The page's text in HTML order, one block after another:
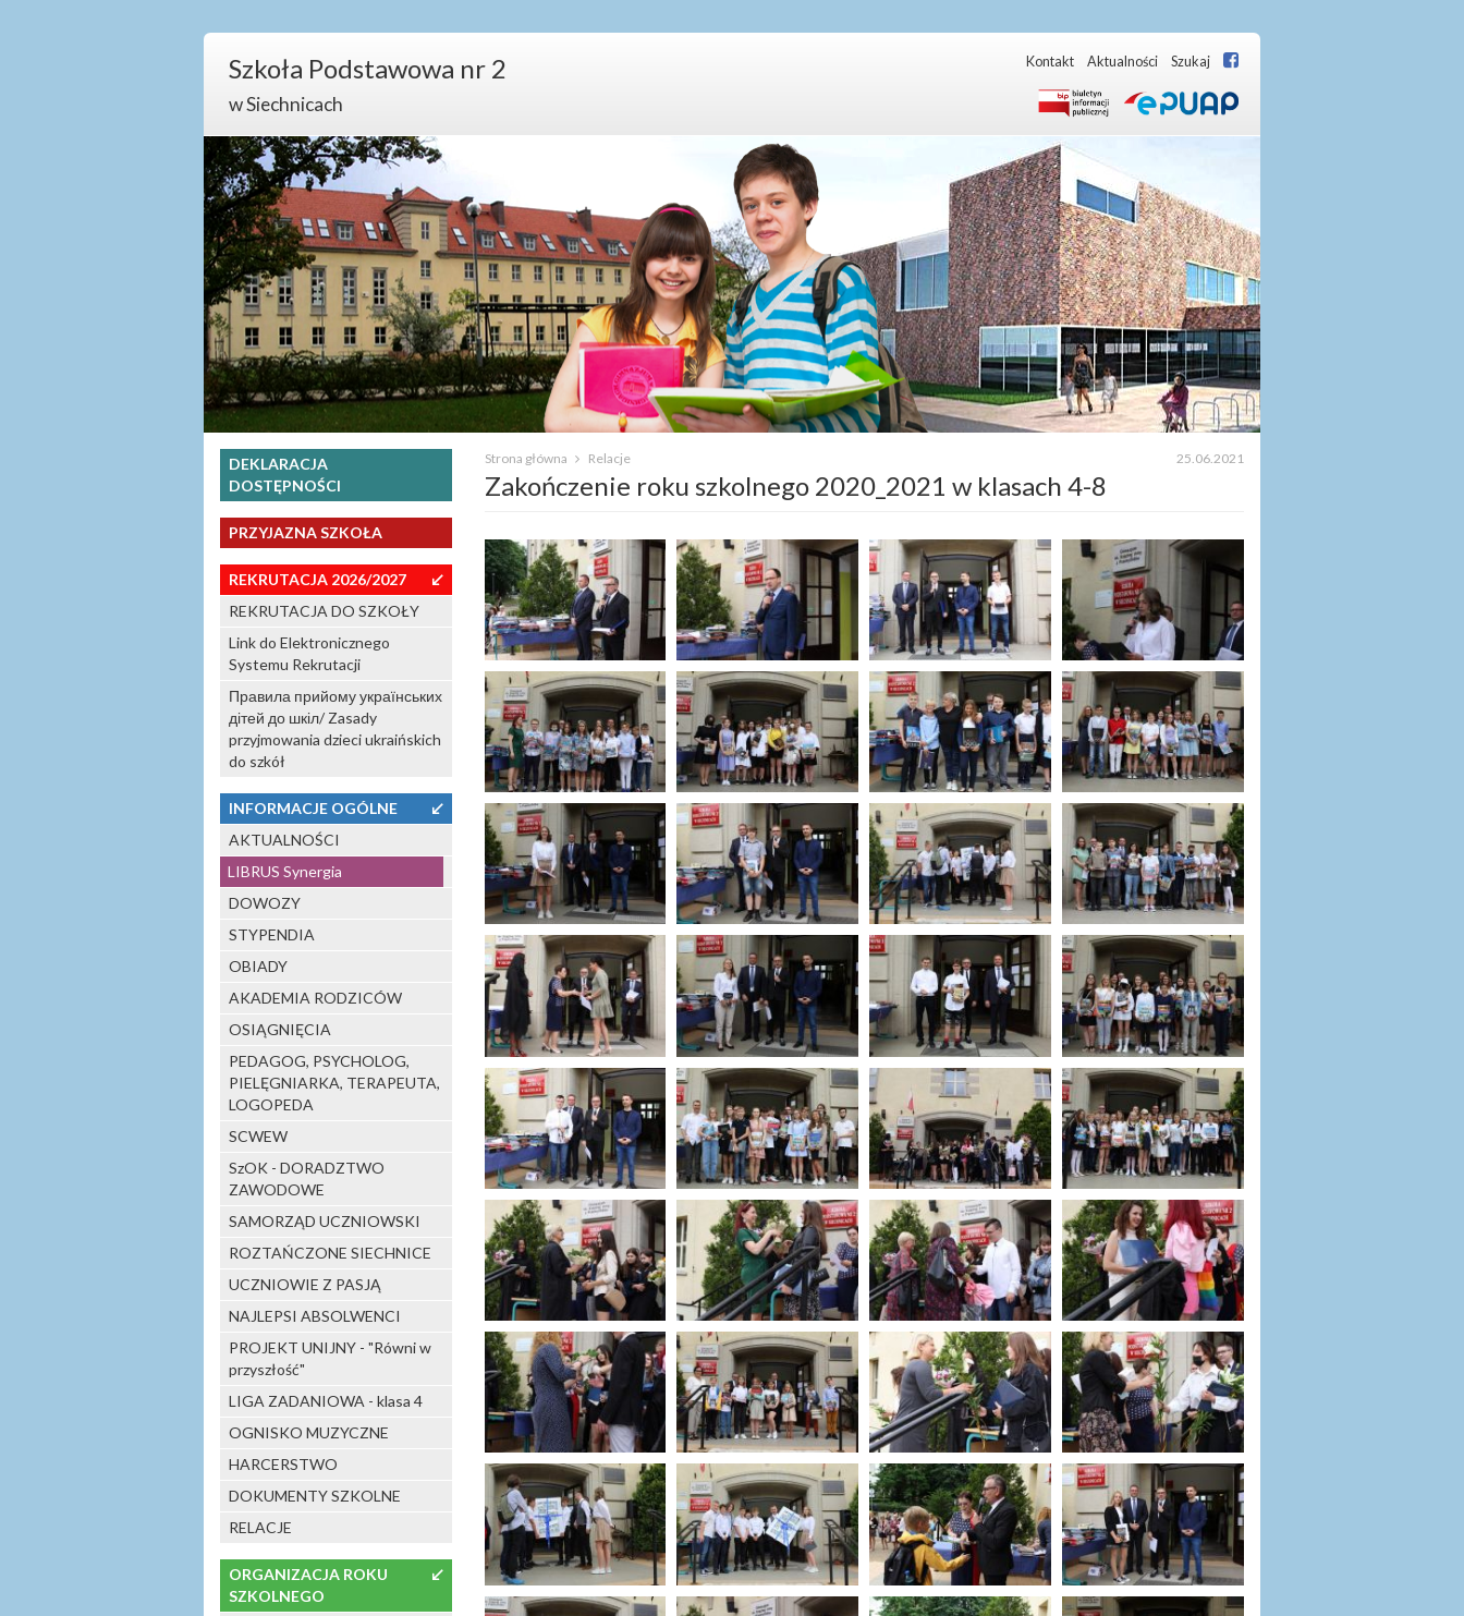
Szkoła Podstawowa nr 2
w Siechnicach
Kontakt Aktualności Szukaj
DEKLARACJA
DOSTĘPNOŚCI
PRZYJAZNA SZKOŁA
REKRUTACJA 2026/2027
↙
REKRUTACJA DO SZKOŁY
Link do Elektronicznego
Systemu Rekrutacji
Правила прийому українських
дітей до шкіл/ Zasady
przyjmowania dzieci ukraińskich
do szkół
INFORMACJE OGÓLNE
↙
AKTUALNOŚCI
LIBRUS Synergia
DOWOZY
STYPENDIA
OBIADY
AKADEMIA RODZICÓW
OSIĄGNIĘCIA
PEDAGOG, PSYCHOLOG,
PIELĘGNIARKA, TERAPEUTA,
LOGOPEDA
SCWEW
SzOK - DORADZTWO
ZAWODOWE
SAMORZĄD UCZNIOWSKI
ROZTAŃCZONE SIECHNICE
UCZNIOWIE Z PASJĄ
NAJLEPSI ABSOLWENCI
PROJEKT UNIJNY - "Równi w
przyszłość"
LIGA ZADANIOWA - klasa 4
OGNISKO MUZYCZNE
HARCERSTWO
DOKUMENTY SZKOLNE
RELACJE
ORGANIZACJA ROKU
SZKOLNEGO
↙
25.06.2021
Strona główna Relacje
Zakończenie roku szkolnego 2020_2021 w klasach 4-8